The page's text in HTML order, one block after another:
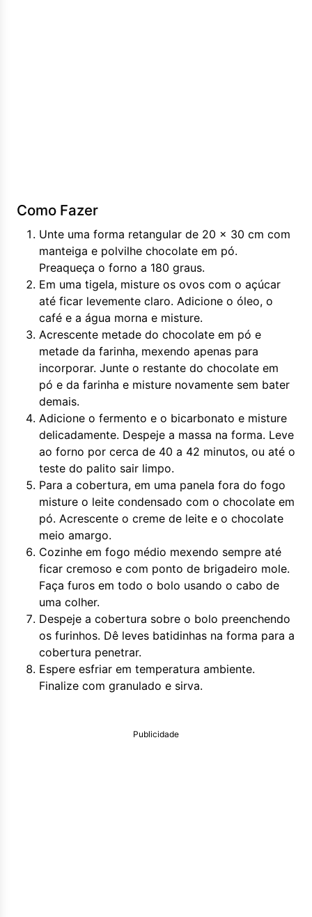
Como Fazer
Unte uma forma retangular de 20 x 30 cm com
manteiga e polvilhe chocolate em pó.
Preaqueça o forno a 180 graus.
Em uma tigela, misture os ovos com o açúcar
até ficar levemente claro. Adicione o óleo, o
café e a água morna e misture.
Acrescente metade do chocolate em pó e
metade da farinha, mexendo apenas para
incorporar. Junte o restante do chocolate em
pó e da farinha e misture novamente sem bater
demais.
Adicione o fermento e o bicarbonato e misture
delicadamente. Despeje a massa na forma. Leve
ao forno por cerca de 40 a 42 minutos, ou até o
teste do palito sair limpo.
Para a cobertura, em uma panela fora do fogo
misture o leite condensado com o chocolate em
pó. Acrescente o creme de leite e o chocolate
meio amargo.
Cozinhe em fogo médio mexendo sempre até
ficar cremoso e com ponto de brigadeiro mole.
Faça furos em todo o bolo usando o cabo de
uma colher.
Despeje a cobertura sobre o bolo preenchendo
os furinhos. Dê leves batidinhas na forma para a
cobertura penetrar.
Espere esfriar em temperatura ambiente.
Finalize com granulado e sirva.
Publicidade